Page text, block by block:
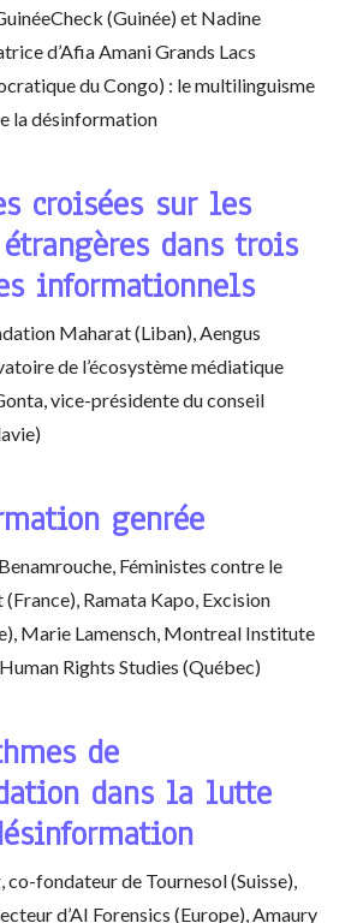
(Guinée) et Nadine
d’Afia Amani Grands Lacs
du Congo) : le multilinguisme
la désinformation
croisées sur les
dans trois
informationnels
Maharat (Liban), Aengus
de l’écosystème médiatique
vice-présidente du conseil
genrée
Féministes contre le
Ramata Kapo, Excision
Marie Lamensch, Montreal Institute
Rights Studies (Québec)
de
dans la lutte
co-fondateur de Tournesol (Suisse),
d’AI Forensics (Europe), Amaury